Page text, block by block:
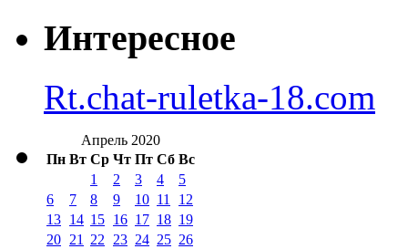
Интересное
Rt.chat-ruletka-18.com
Апрель 2020
Пн Вт Ср Чт Пт Сб Вс
1 2 3 4
5
6
7 8 9 10 11
12
13 14 15 16 17 18 19
20 21 22 23 24 25 26